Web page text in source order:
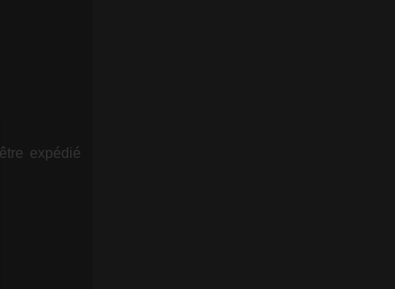
expédié